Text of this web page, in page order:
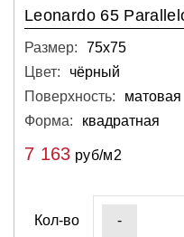
Leonardo 65
Размер:
75х75
Цвет:
чёрный
Поверхность:
матовая
Форма:
квадратная
7 163 руб/м2
Кол-во -